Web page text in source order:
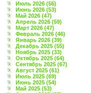
Июль 2026 (56)
Июнь 2026 (53)
Май 2026 (47)
Апрель 2026 (59)
Март 2026 (47)
Февраль 2026 (46)
Январь 2026 (39)
Декабрь 2025 (55)
Ноябрь 2025 (33)
Октябрь 2025 (64)
Сентябрь 2025 (67)
Август 2025 (61)
Июль 2025 (69)
Июнь 2025 (54)
Май 2025 (53)